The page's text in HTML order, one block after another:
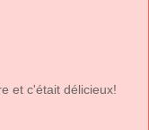
et c'était délicieux!